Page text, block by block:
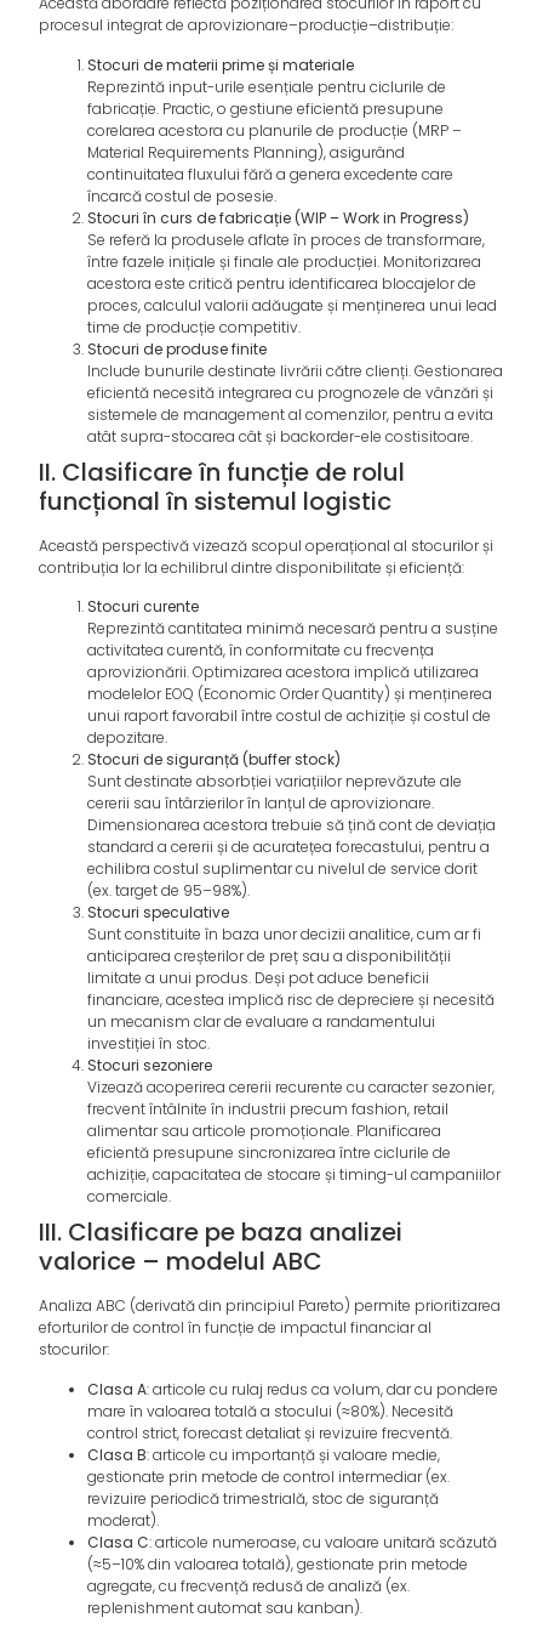
procesul integrat de aprovizionare–producție–distribuție:
Stocuri de materii prime și materiale
Reprezintă input-urile esențiale pentru ciclurile de
fabricație. Practic, o gestiune eficientă presupune
corelarea acestora cu planurile de producție (MRP –
Material Requirements Planning), asigurând
continuitatea fluxului fără a genera excedente care
încarcă costul de posesie.
Stocuri în curs de fabricație (WIP – Work in Progress)
Se referă la produsele aflate în proces de transformare,
între fazele inițiale și finale ale producției. Monitorizarea
acestora este critică pentru identificarea blocajelor de
proces, calculul valorii adăugate și menținerea unui lead
time de producție competitiv.
Stocuri de produse finite
Include bunurile destinate livrării către clienți. Gestionarea
eficientă necesită integrarea cu prognozele de vânzări și
sistemele de management al comenzilor, pentru a evita
atât supra-stocarea cât și backorder-ele costisitoare.
II. Clasificare în funcție de rolul
funcțional în sistemul logistic
Această perspectivă vizează scopul operațional al stocurilor și
contribuția lor la echilibrul dintre disponibilitate și eficiență:
Stocuri curente
Reprezintă cantitatea minimă necesară pentru a susține
activitatea curentă, în conformitate cu frecvența
aprovizionării. Optimizarea acestora implică utilizarea
modelelor EOQ (Economic Order Quantity) și menținerea
unui raport favorabil între costul de achiziție și costul de
depozitare.
Stocuri de siguranță (buffer stock)
Sunt destinate absorbției variațiilor neprevăzute ale
cererii sau întârzierilor în lanțul de aprovizionare.
Dimensionarea acestora trebuie să țină cont de deviația
standard a cererii și de acuratețea forecastului, pentru a
echilibra costul suplimentar cu nivelul de service dorit
(ex. target de 95–98%).
Stocuri speculative
Sunt constituite în baza unor decizii analitice, cum ar fi
anticiparea creșterilor de preț sau a disponibilității
limitate a unui produs. Deși pot aduce beneficii
financiare, acestea implică risc de depreciere și necesită
un mecanism clar de evaluare a randamentului
investiției în stoc.
Stocuri sezoniere
Vizează acoperirea cererii recurente cu caracter sezonier,
frecvent întâlnite în industrii precum fashion, retail
alimentar sau articole promoționale. Planificarea
eficientă presupune sincronizarea între ciclurile de
achiziție, capacitatea de stocare și timing-ul campaniilor
comerciale.
III. Clasificare pe baza analizei
valorice – modelul ABC
Analiza ABC (derivată din principiul Pareto) permite prioritizarea
eforturilor de control în funcție de impactul financiar al
stocurilor:
Clasa A: articole cu rulaj redus ca volum, dar cu pondere
mare în valoarea totală a stocului (≈80%). Necesită
control strict, forecast detaliat și revizuire frecventă.
Clasa B: articole cu importanță și valoare medie,
gestionate prin metode de control intermediar (ex.
revizuire periodică trimestrială, stoc de siguranță
moderat).
Clasa C: articole numeroase, cu valoare unitară scăzută
(≈5–10% din valoarea totală), gestionate prin metode
agregate, cu frecvență redusă de analiză (ex.
replenishment automat sau kanban).